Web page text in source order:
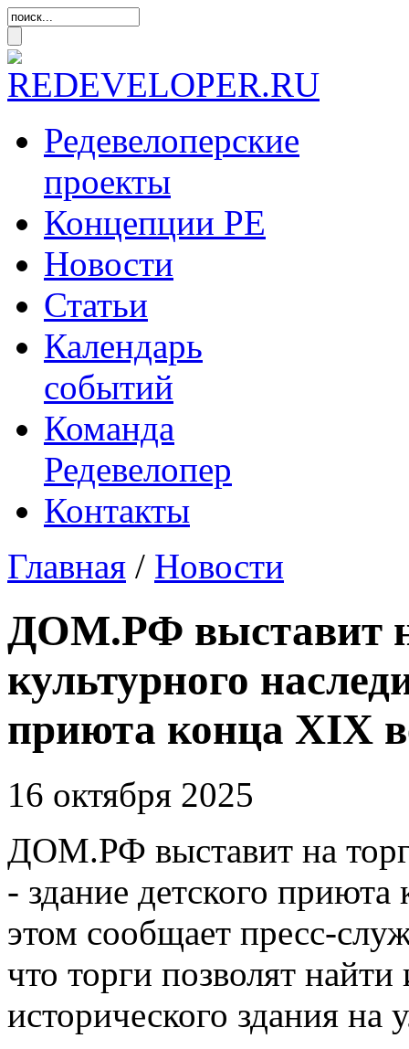
Редевелоперские
проекты
Концепции РЕ
Новости
Статьи
Календарь
событий
Команда
Редевелопер
Контакты
Главная / Новости
ДОМ.РФ выставит
культурного
приюта конца XIX
16 октября 2025
ДОМ.РФ выставит на
- здание детского
этом сообщает пресс-
что торги позволят
исторического здания на